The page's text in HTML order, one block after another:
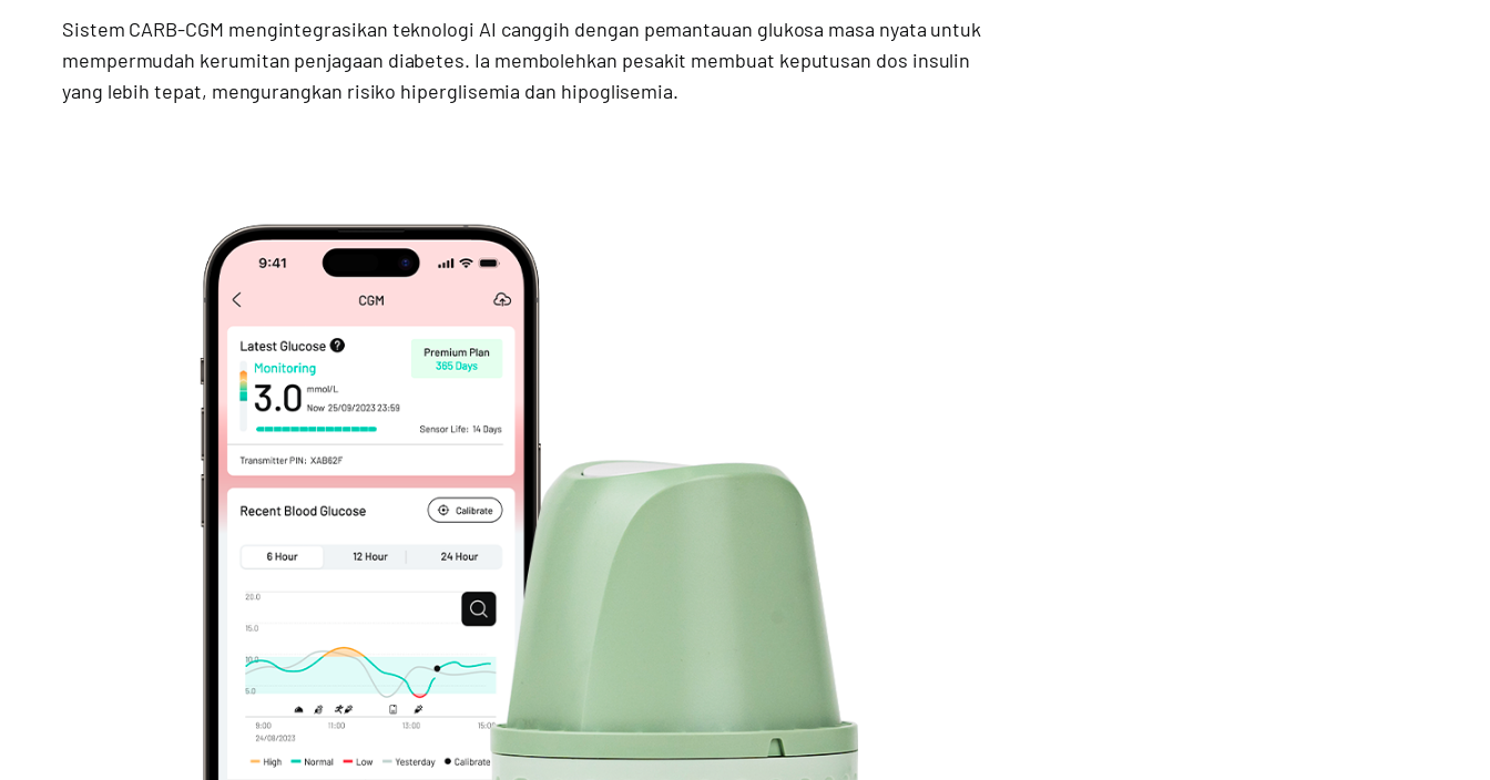
Sistem CARB-CGM mengintegrasikan teknologi AI canggih dengan pemantauan glukosa masa nyata untuk
mempermudah kerumitan penjagaan diabetes. Ia membolehkan pesakit membuat keputusan dos insulin
yang lebih tepat, mengurangkan risiko hiperglisemia dan hipoglisemia.